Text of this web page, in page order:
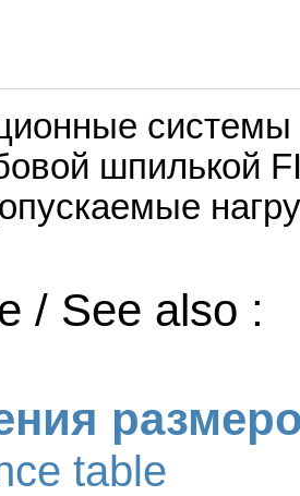
системы
шпилькой
/ See also :
table